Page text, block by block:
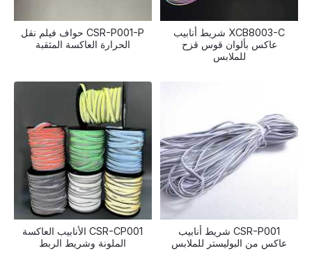
XCB8003-C شريط أنابيب
عاكس بألوان قوس قزح
للملابس
CSR-P001-P حواف فيلم نقل
الحرارة العاكسة المثقبة
CSR-P001 شريط أنابيب
عاكس من البوليستر للملابس
CSR-CP001 الأنابيب العاكسة
الملونة وشريط الربط